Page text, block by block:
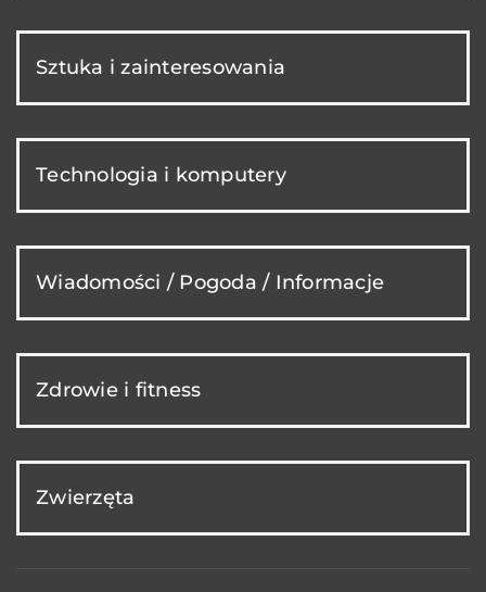
Sztuka i zainteresowania
Technologia i komputery
Wiadomości / Pogoda / Informacje
Zdrowie i fitness
Zwierzęta